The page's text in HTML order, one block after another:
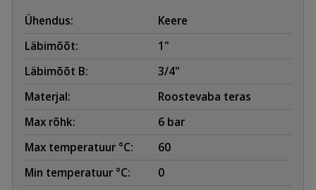
Ühendus:
Keere
Läbimõõt:
1"
Läbimõõt B:
3/4"
Materjal:
Roostevaba teras
Max rõhk:
6 bar
Max temperatuur °C:
60
Min temperatuur °C:
0